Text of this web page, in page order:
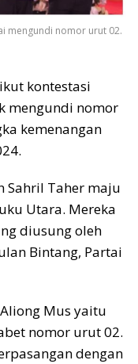
mengundi nomor urut 02.
kontestasi
mengundi nomor
kemenangan
Sahril Taher maju
Utara. Mereka
diusung oleh
Bintang, Partai
Mus yaitu
nomor urut 02.
dengan